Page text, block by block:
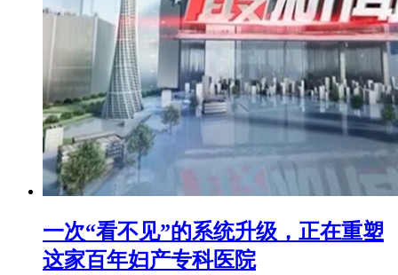
一次“看不见”的系统升级，正在重塑
这家百年妇产专科医院